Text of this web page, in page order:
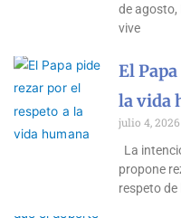
de agosto,
vive
El
la vida
julio 4, 2026
La
propone
respeto de